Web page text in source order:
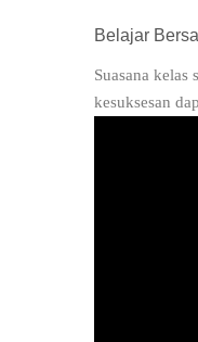
Belajar
Suasana
kesuksesan